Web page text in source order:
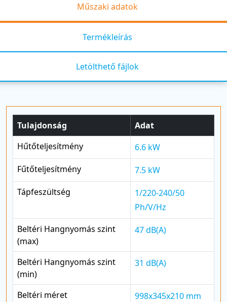
Műszaki adatok
Termékleírás
Letölthető fájlok
Tulajdonság
Adat
Hűtőteljesítmény
6.6 kW
Fűtőteljesítmény
7.5 kW
Tápfeszültség
1/220-240/50
Ph/V/Hz
Beltéri Hangnyomás szint
(max)
47 dB(A)
Beltéri Hangnyomás szint
(min)
31 dB(A)
Beltéri méret 998x345x210 mm